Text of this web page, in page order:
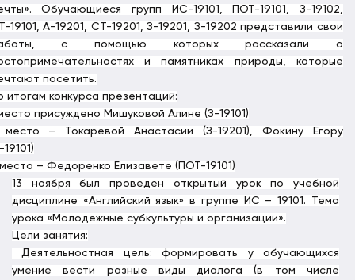
Обучающиеся групп ИС-19101, ПОТ-19101, З-19102,
19101, А-19201, СТ-19201, З-19201, З-19202 представили свои
с помощью которых рассказали о
и памятниках природы, которые
посетить.
итогам конкурса презентаций:
присуждено Мишуковой Алине (З-19101)
– Токаревой Анастасии (З-19201), Фокину Егору
19101)
– Федоренко Елизавете (ПОТ-19101)
13 ноября был проведен открытый урок по учебной
дисциплине «Английский язык» в группе ИС – 19101. Тема
урока «Молодежные субкультуры и организации».
Цели занятия:
Деятельностная цель: формировать у обучающихся
умение вести разные виды диалога (в том числе